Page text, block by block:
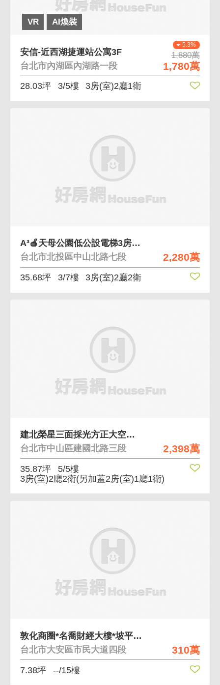
VR AI煥裝
5.3%
1,880萬
1,780萬
安信-近西湖捷運站公寓3F
台北市內湖區內湖路一段
28.03坪 3/5樓 3房(室)2廳1衛
2,280萬
A³🍎天母公園低公設電梯3房邊間採光綠意環繞
台北市北投區中山北路七段
35.68坪 3/7樓 3房(室)2廳2衛
2,398萬
建北榮星三面採光方正大空間三房美寓
台北市中山區建國北路三段
35.87坪
5/5樓
3房(室)2廳2衛(另加蓋2房(室)1廳1衛)
310萬
敦化商圈*名喬財經大樓*坡平面車位
台北市大安區市民大道四段
7.38坪 --/15樓